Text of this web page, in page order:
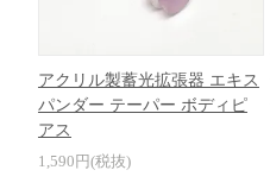
アクリル製蓄光拡張器 エキス
パンダー テーパー ボディピ
アス
1,590円(税抜)